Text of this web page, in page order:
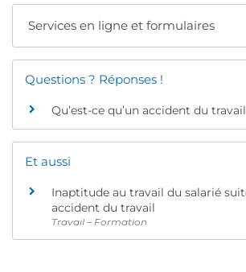
Services en ligne et formulaires
Questions ? Réponses !
Qu’est-ce qu’un accident du
Et aussi
Inaptitude au travail du salarié
accident du travail
Travail – Formation